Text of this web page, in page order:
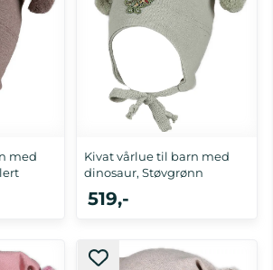
med
Kivat vårlue til barn med
dinosaur, Støvgrønn
0-1 år, 2-4 år
519,-